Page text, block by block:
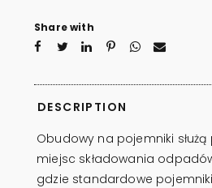
Share with
DESCRIPTION
Obudowy na pojemniki
miejsc składowania
gdzie standardowe